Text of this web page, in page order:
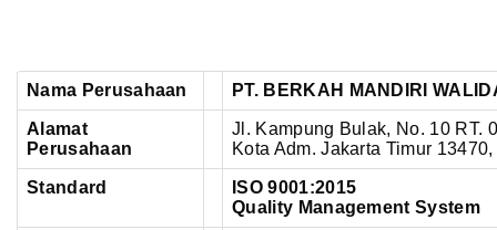
Nama Perusahaan PT. BERKAH MANDIRI
Alamat
Perusahaan
Jl. Kampung Bulak, No. 10
Kota Adm. Jakarta Timur
Standard
ISO 9001:2015
Quality Management System